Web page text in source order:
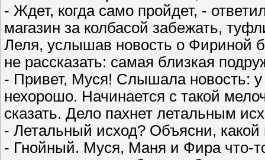
- Ждет, когда само пройдет, -
магазин за колбасой забежать,
Леля, услышав новость о Фириной
не рассказать: самая близкая
- Привет, Муся! Слышала новость:
нехорошо. Начинается с такой
сказать. Дело пахнет летальным
- Летальный исход? Объясни,
- Гнойный. Муся, Маня и Фира что-